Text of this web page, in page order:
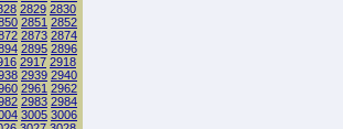
2829 2830
2851 2852
2873 2874
2895 2896
2917 2918
2939 2940
2961 2962
2983 2984
3005 3006